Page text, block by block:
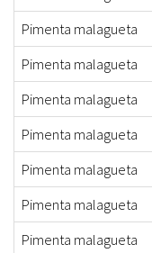
Pimenta malagueta
Pimenta malagueta
Pimenta malagueta
Pimenta malagueta
Pimenta malagueta
Pimenta malagueta
Pimenta malagueta